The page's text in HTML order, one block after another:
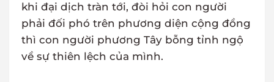
khi đại dịch tràn tới, đòi hỏi con người
phải đối phó trên phương diện cộng đồng
thì con người phương Tây bỗng tỉnh ngộ
về sự thiên lệch của mình.